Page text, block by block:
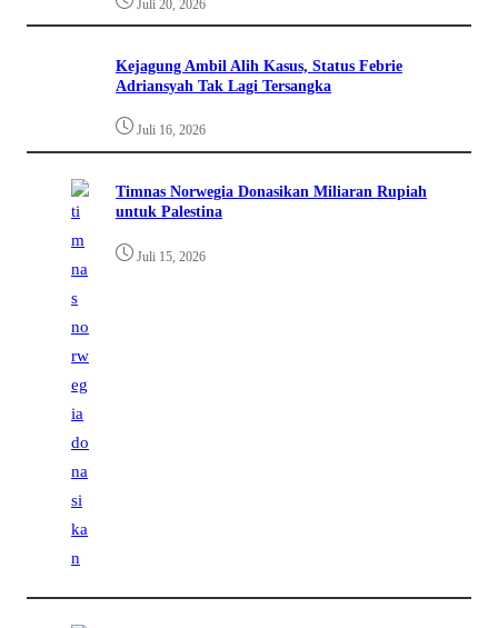
Juli 20, 2026
Kejagung Ambil Alih Kasus, Status Febrie
Adriansyah Tak Lagi Tersangka
Juli 16, 2026
Timnas Norwegia Donasikan Miliaran Rupiah
untuk Palestina
Juli 15, 2026